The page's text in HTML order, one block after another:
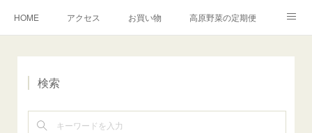
HOME アクセス お買い物 高原野菜の定期便
English検索